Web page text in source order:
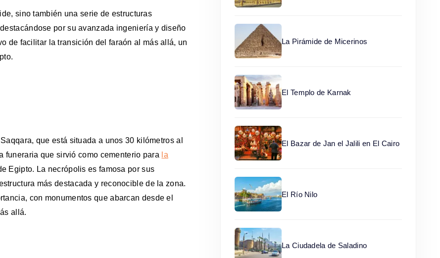
sino también una serie de estructuras
por su avanzada ingeniería y diseño
de facilitar la transición del faraón al más allá, un
que está situada a unos 30 kilómetros al
funeraria que sirvió como cementerio para la
Egipto. La necrópolis es famosa por sus
más destacada y reconocible de la zona.
con monumentos que abarcan desde el
allá.
La Pirámide de Micerinos
El Templo de Karnak
El Bazar de Jan el Jalili en El Cairo
El Río Nilo
La Ciudadela de Saladino